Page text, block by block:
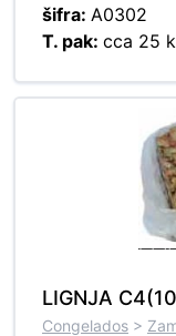
šifra: A0302
T. pak: cca 25
LIGNJA
Congelados >